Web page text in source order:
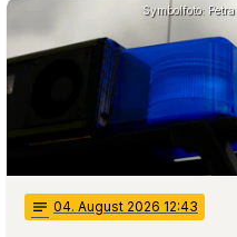
Symbolfoto:
notes 04. August 2026 12:43